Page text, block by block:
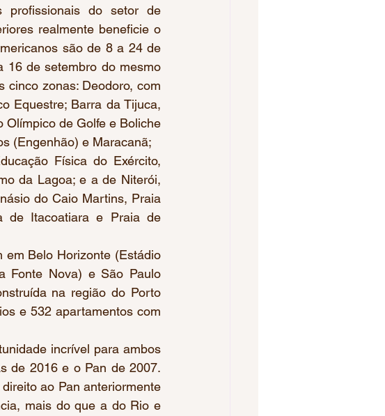
profissionais do setor de
realmente beneficie o
são de 8 a 24 de
16 de setembro do mesmo
cinco zonas: Deodoro, com
Equestre; Barra da Tijuca,
Olímpico de Golfe e Boliche
(Engenhão) e Maracanã;
Física do Exército,
da Lagoa; e a de Niterói,
do Caio Martins, Praia
de Itacoatiara e Praia de
Belo Horizonte (Estádio
Fonte Nova) e São Paulo
na região do Porto
e 532 apartamentos com
incrível para ambos
de 2016 e o Pan de 2007.
ao Pan anteriormente
mais do que a do Rio e